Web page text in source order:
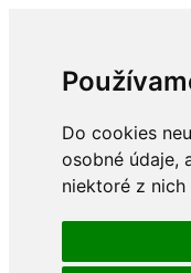
Do cookies
osobné údaje,
niektoré z nich